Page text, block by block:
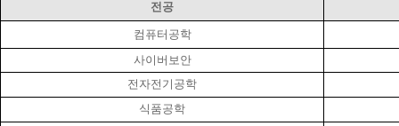
전공
컴퓨터공학
사이버보안
전자전기공학
식품공학